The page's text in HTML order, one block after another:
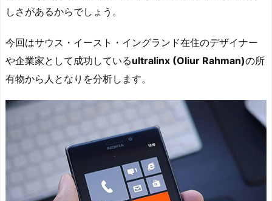
しさがあるからでしょう。
今回はサウス・イースト・イングランド在住のデザイナー
や企業家として成功しているultralinx (Oliur Rahman)の所
有物から人となりを分析します。